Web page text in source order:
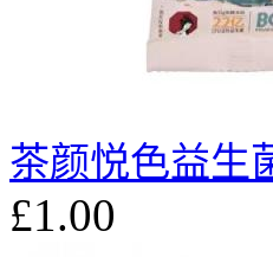
茶颜悦色益生
£1.00